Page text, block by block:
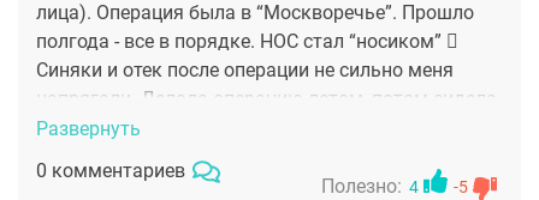
лица). Операция была в “Москворечье”. Прошло
полгода - все в порядке. НОС стал “носиком” 
Синяки и отек после операции не сильно меня
напрягали. Делала операцию летом, потом сидела
на даче, поэтому и комплекса по поводу синяков
не было. У меня вообще все быстро заживает.
Благодарю Вас, Андрей Альбертович за отлично
Развернуть
0 комментариев
Полезно: 4 -5